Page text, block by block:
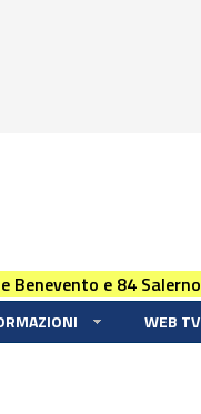
Benevento e 84 Salerno
WEB TV